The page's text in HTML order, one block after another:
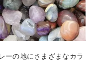
ーの地にさまざまなカラ